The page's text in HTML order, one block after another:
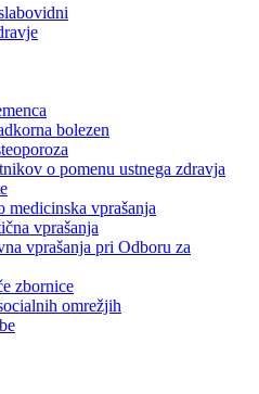
bolezen
o pomenu ustnega zdravja
medicinska vprašanja
vprašanja
vprašanja pri Odboru za
zbornice
omrežjih